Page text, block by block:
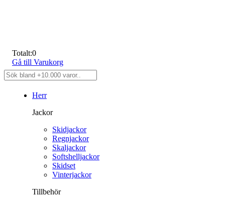
Totalt:0
Gå till Varukorg
Herr
Jackor
Skidjackor
Regnjackor
Skaljackor
Softshelljackor
Skidset
Vinterjackor
Tillbehör